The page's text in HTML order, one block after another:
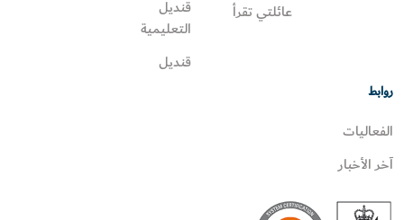
عائلتي تقرأ‎
قنديل
التعليمية
قنديل
روابط
الفعاليات
آخر الأخبار